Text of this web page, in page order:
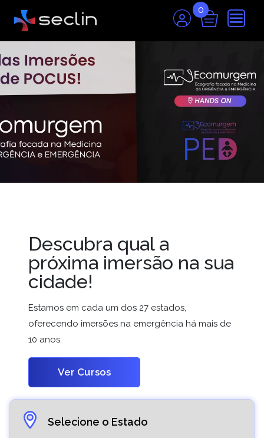
0
Descubra qual a
próxima imersão na sua
cidade!
Estamos em cada um dos 27 estados,
oferecendo imersões na emergência há mais de
10 anos.
Ver Cursos